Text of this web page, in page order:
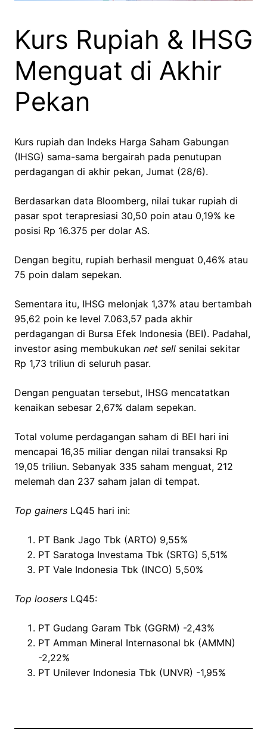
Kurs Rupiah & IHSG
Menguat di Akhir
Pekan
Kurs rupiah dan Indeks Harga Saham Gabungan
(IHSG) sama-sama bergairah pada penutupan
perdagangan di akhir pekan, Jumat (28/6).
Berdasarkan data Bloomberg, nilai tukar rupiah di
pasar spot terapresiasi 30,50 poin atau 0,19% ke
posisi Rp 16.375 per dolar AS.
Dengan begitu, rupiah berhasil menguat 0,46% atau
75 poin dalam sepekan.
Sementara itu, IHSG melonjak 1,37% atau bertambah
95,62 poin ke level 7.063,57 pada akhir
perdagangan di Bursa Efek Indonesia (BEI). Padahal,
investor asing membukukan net sell senilai sekitar
Rp 1,73 triliun di seluruh pasar.
Dengan penguatan tersebut, IHSG mencatatkan
kenaikan sebesar 2,67% dalam sepekan.
Total volume perdagangan saham di BEI hari ini
mencapai 16,35 miliar dengan nilai transaksi Rp
19,05 triliun. Sebanyak 335 saham menguat, 212
melemah dan 237 saham jalan di tempat.
Top gainers LQ45 hari ini:
PT Bank Jago Tbk (ARTO) 9,55%
PT Saratoga Investama Tbk (SRTG) 5,51%
PT Vale Indonesia Tbk (INCO) 5,50%
Top loosers LQ45:
PT Gudang Garam Tbk (GGRM) -2,43%
PT Amman Mineral Internasonal bk (AMMN)
-2,22%
PT Unilever Indonesia Tbk (UNVR) -1,95%